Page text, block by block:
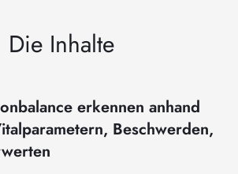
Die Inhalte
erkennen anhand
Beschwerden,